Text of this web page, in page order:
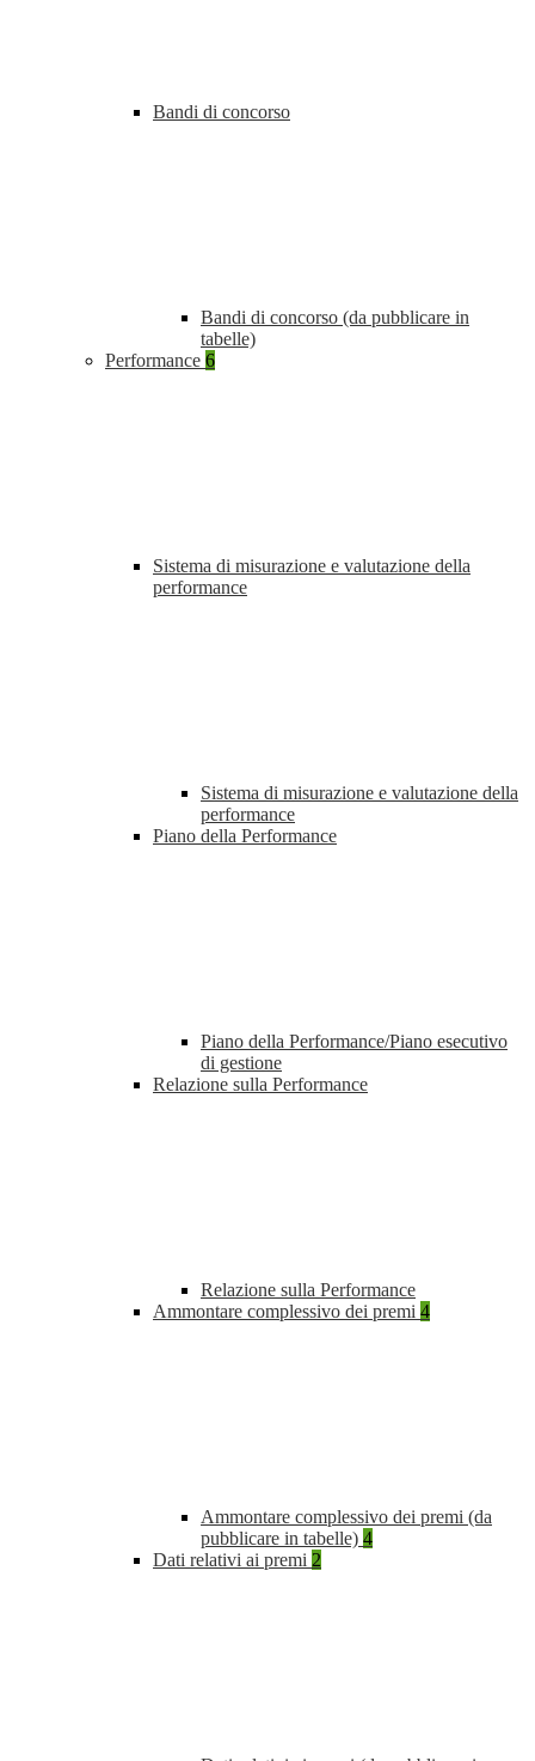
Bandi di concorso
Bandi di concorso (da pubblicare in
tabelle)
Performance 6
Sistema di misurazione e valutazione della
performance
Sistema di misurazione e valutazione della
performance
Piano della Performance
Piano della Performance/Piano esecutivo
di gestione
Relazione sulla Performance
Relazione sulla Performance
Ammontare complessivo dei premi 4
Ammontare complessivo dei premi (da
pubblicare in tabelle) 4
Dati relativi ai premi 2